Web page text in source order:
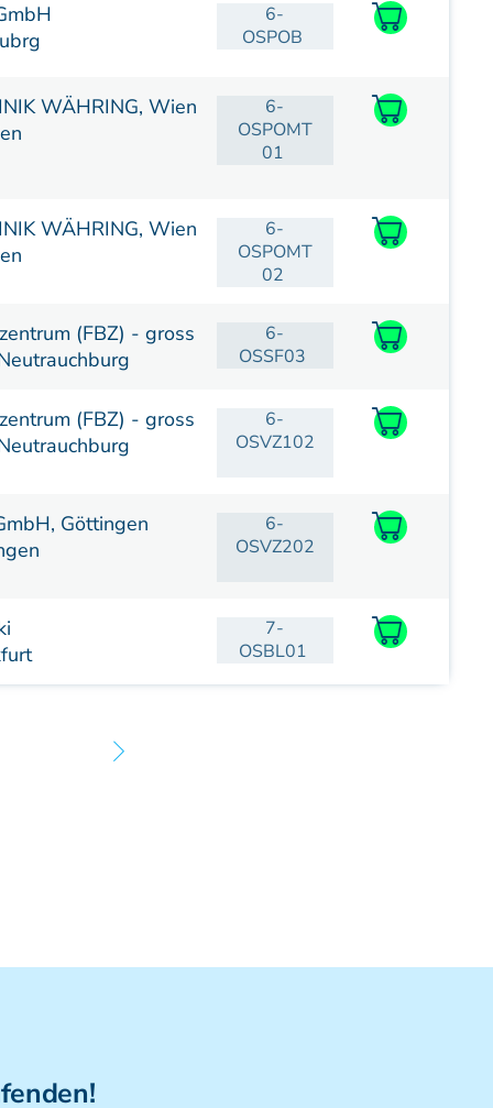
6-
OSPOB
WÄHRING, Wien
6-
OSPOMT
01
WÄHRING, Wien
6-
OSPOMT
02
(FBZ) - gross
6-
OSSF03
(FBZ) - gross
6-
OSVZ102
Göttingen
6-
OSVZ202
7-
OSBL01